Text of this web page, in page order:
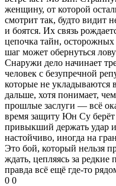
женщину, от которой
смотрит так, будто видит
и боятся. Их связь
цепочка тайн,
шаг может обернуться
Снаружи дело начинает
человек с безупречной
которые не
дальше, хотя понимает,
прошлые заслуги — всё
время защиту Юн Су
привыкший держать удар и
настойчиво, иногда на
Это бой, который нельзя
ждать, цепляясь за
правда всё ещё где-то
0 0